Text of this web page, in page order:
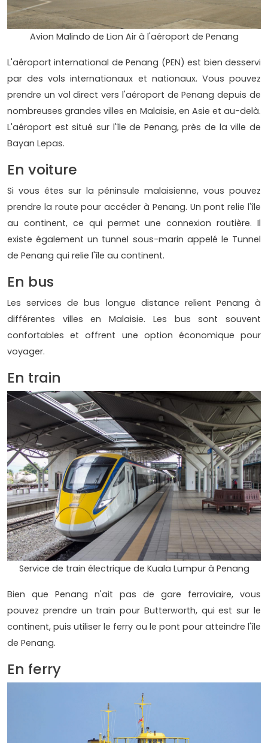
Avion Malindo de Lion Air à l'aéroport de Penang
L'aéroport international de Penang (PEN) est bien desservi
par des vols internationaux et nationaux. Vous pouvez
prendre un vol direct vers l'aéroport de Penang depuis de
nombreuses grandes villes en Malaisie, en Asie et au-delà.
L'aéroport est situé sur l'île de Penang, près de la ville de
Bayan Lepas.
En voiture
Si vous êtes sur la péninsule malaisienne, vous pouvez
prendre la route pour accéder à Penang. Un pont relie l'île
au continent, ce qui permet une connexion routière. Il
existe également un tunnel sous-marin appelé le Tunnel
de Penang qui relie l'île au continent.
En bus
Les services de bus longue distance relient Penang à
différentes villes en Malaisie. Les bus sont souvent
confortables et offrent une option économique pour
voyager.
En train
Service de train électrique de Kuala Lumpur à Penang
Bien que Penang n'ait pas de gare ferroviaire, vous
pouvez prendre un train pour Butterworth, qui est sur le
continent, puis utiliser le ferry ou le pont pour atteindre l'île
de Penang.
En ferry